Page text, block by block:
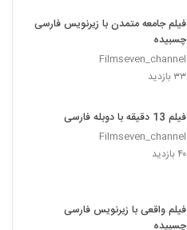
فیلم جامعه متمدن با زیرنویس فارسی
چسبیده
Filmseven_channel
۳۳ بازدید
فیلم 13 دقیقه با دوبله فارسی
Filmseven_channel
۴۰ بازدید
فیلم واقعی با زیرنویس فارسی
چسبیده